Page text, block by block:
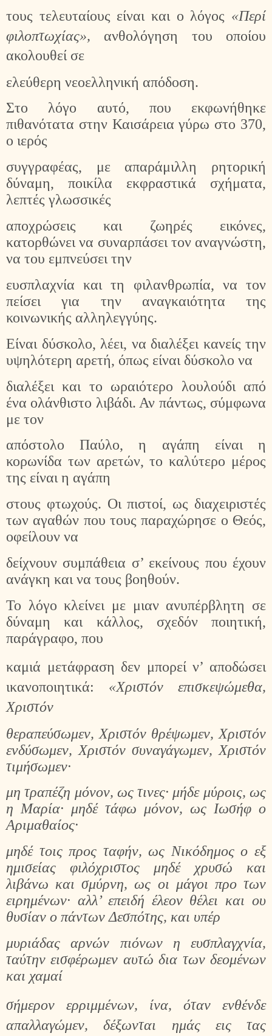
τους τελευταίους είναι και ο λόγος «Περί
φιλοπτωχίας», ανθολόγηση του οποίου
ακολουθεί σε
ελεύθερη νεοελληνική απόδοση.
Στο λόγο αυτό, που εκφωνήθηκε
πιθανότατα στην Καισάρεια γύρω στο 370,
ο ιερός
συγγραφέας, με απαράμιλλη ρητορική
δύναμη, ποικίλα εκφραστικά σχήματα,
λεπτές γλωσσικές
αποχρώσεις και ζωηρές εικόνες,
κατορθώνει να συναρπάσει τον αναγνώστη,
να του εμπνεύσει την
ευσπλαχνία και τη φιλανθρωπία, να τον
πείσει για την αναγκαιότητα της
κοινωνικής αλληλεγγύης.
Είναι δύσκολο, λέει, να διαλέξει κανείς την
υψηλότερη αρετή, όπως είναι δύσκολο να
διαλέξει και το ωραιότερο λουλούδι από
ένα ολάνθιστο λιβάδι. Αν πάντως, σύμφωνα
με τον
απόστολο Παύλο, η αγάπη είναι η
κορωνίδα των αρετών, το καλύτερο μέρος
της είναι η αγάπη
στους φτωχούς. Οι πιστοί, ως διαχειριστές
των αγαθών που τους παραχώρησε ο Θεός,
οφείλουν να
δείχνουν συμπάθεια σ’ εκείνους που έχουν
ανάγκη και να τους βοηθούν.
Το λόγο κλείνει με μιαν ανυπέρβλητη σε
δύναμη και κάλλος, σχεδόν ποιητική,
παράγραφο, που
καμιά μετάφραση δεν μπορεί ν’ αποδώσει
ικανοποιητικά: «Χριστόν επισκεψώμεθα,
Χριστόν
θεραπεύσωμεν, Χριστόν θρέψωμεν, Χριστόν
ενδύσωμεν, Χριστόν συναγάγωμεν, Χριστόν
τιμήσωμεν·
μη τραπέζη μόνον, ως τινες· μήδε μύροις, ως
η Μαρία· μηδέ τάφω μόνον, ως Ιωσήφ ο
Αριμαθαίος·
μηδέ τοις προς ταφήν, ως Νικόδημος ο εξ
ημισείας φιλόχριστος μηδέ χρυσώ και
λιβάνω και σμύρνη, ως οι μάγοι προ των
ειρημένων· αλλ’ επειδή έλεον θέλει και ου
θυσίαν ο πάντων Δεσπότης, και υπέρ
μυριάδας αρνών πιόνων η ευσπλαγχνία,
ταύτην εισφέρωμεν αυτώ δια των δεομένων
και χαμαί
σήμερον ερριμμένων, ίνα, όταν ενθένδε
απαλλαγώμεν, δέξωνται ημάς εις τας